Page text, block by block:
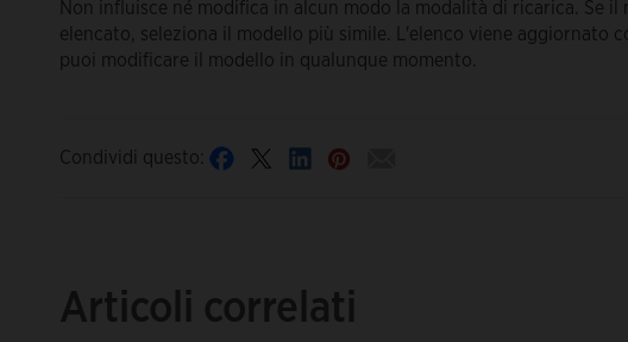
Non influisce né modifica in alcun modo la modalità di ricarica. Se il
elencato, seleziona il modello più simile. L'elenco viene aggiornato
puoi modificare il modello in qualunque momento.
Condividi questo:
Articoli correlati